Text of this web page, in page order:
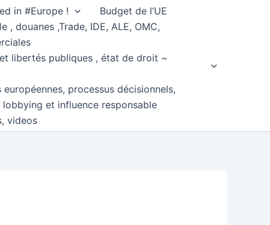
in #Europe !
Budget de l’UE
, douanes ,Trade, IDE, ALE, OMC,
libertés publiques , état de droit ~
processus décisionnels,
et influence responsable
videos